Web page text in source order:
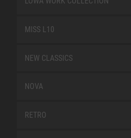
MISS L10
NEW CLASSICS
NOVA
RETRO